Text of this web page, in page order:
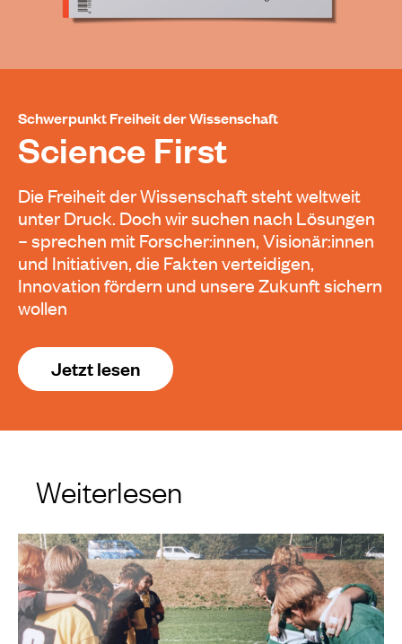
Schwerpunkt Freiheit der Wissenschaft
Science First
Die Freiheit der Wissenschaft steht weltweit
unter Druck. Doch wir suchen nach Lösungen
– sprechen mit Forscher:innen, Visionär:innen
und Initiativen, die Fakten verteidigen,
Innovation fördern und unsere Zukunft sichern
wollen
Jetzt lesen
Weiterlesen